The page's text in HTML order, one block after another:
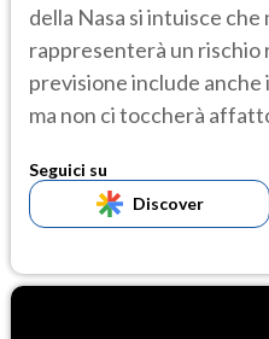
della Nasa si intuisce
rappresenterà un rischio
previsione include anche
ma non ci toccherà
Seguici su
Discover